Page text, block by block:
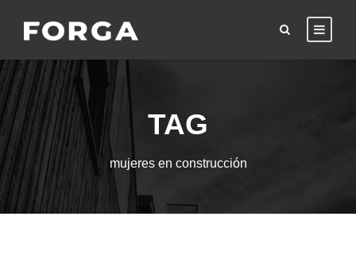
TAG
mujeres en construcción